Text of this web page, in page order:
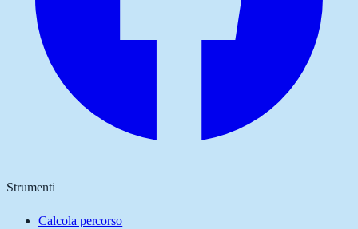
Strumenti
Calcola percorso